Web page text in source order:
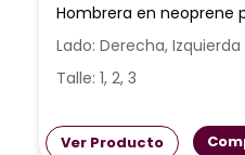
Hombrera en neoprene
Lado: Derecha, Izquierda
Talle: 1, 2, 3
Ver Producto